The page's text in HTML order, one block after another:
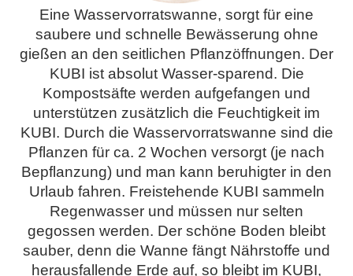
Eine Wasservorratswanne, sorgt für eine
saubere und schnelle Bewässerung ohne
gießen an den seitlichen Pflanzöffnungen. Der
KUBI ist absolut Wasser-sparend. Die
Kompostsäfte werden aufgefangen und
unterstützen zusätzlich die Feuchtigkeit im
KUBI. Durch die Wasservorratswanne sind die
Pflanzen für ca. 2 Wochen versorgt (je nach
Bepflanzung) und man kann beruhigter in den
Urlaub fahren. Freistehende KUBI sammeln
Regenwasser und müssen nur selten
gegossen werden. Der schöne Boden bleibt
sauber, denn die Wanne fängt Nährstoffe und
herausfallende Erde auf, so bleibt im KUBI,